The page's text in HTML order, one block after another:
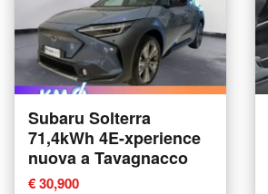
Subaru Solterra
71,4kWh 4E-xperience
nuova a Tavagnacco
€ 30,900